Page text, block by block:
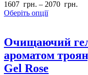
1607 грн. – 2070 грн.
Оберіть опції
Очищаючий
ароматом
Gel Rose